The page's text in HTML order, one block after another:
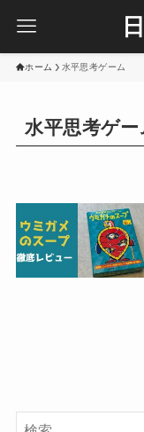
ホーム 水平思考ゲーム
水平思考ゲー